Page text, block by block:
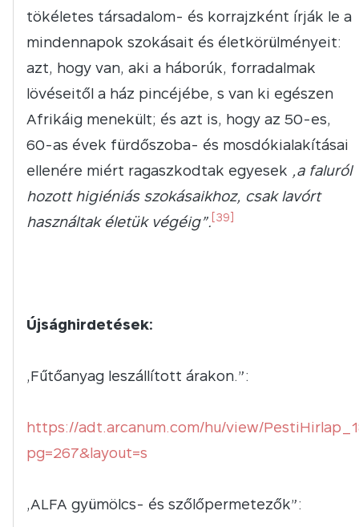
tökéletes társadalom- és korrajzként írják le a
mindennapok szokásait és életkörülményeit:
azt, hogy van, aki a háborúk, forradalmak
lövéseitől a ház pincéjébe, s van ki egészen
Afrikáig menekült; és azt is, hogy az 50-es,
60-as évek fürdőszoba- és mosdókialakításai
ellenére miért ragaszkodtak egyesek „a faluról
hozott higiéniás szokásaikhoz, csak lavórt
használtak életük végéig”. [39]
Újsághirdetések:
„Fűtőanyag leszállított árakon.”:
https://adt.arcanum.com/hu/view/
pg=267&layout=s
„ALFA gyümölcs- és szőlőpermetezők”: